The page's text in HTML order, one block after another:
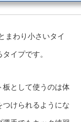
まわり小さいタイ
イプです。
板として使うのは体
けられるようにな